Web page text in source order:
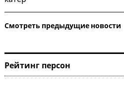
Смотреть
Рейтинг